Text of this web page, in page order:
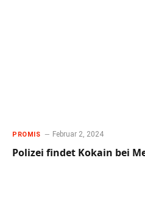
PROMIS Februar 2, 2024
Polizei findet Kokain bei